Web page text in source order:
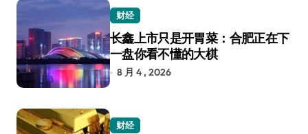
财经
长鑫上市只是开胃菜：合肥正在下
一盘你看不懂的大棋
8 月 4 , 2026
财经